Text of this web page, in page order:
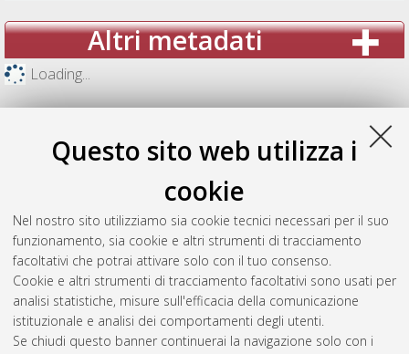
Questo sito web utilizza i
cookie
Nel nostro sito utilizziamo sia cookie tecnici necessari per il suo
funzionamento, sia cookie e altri strumenti di tracciamento
facoltativi che potrai attivare solo con il tuo consenso.
Cookie e altri strumenti di tracciamento facoltativi sono usati per
analisi statistiche, misure sull'efficacia della comunicazione
istituzionale e analisi dei comportamenti degli utenti.
Se chiudi questo banner continuerai la navigazione solo con i
Altri metadati
Loading...
Gestione del documento: